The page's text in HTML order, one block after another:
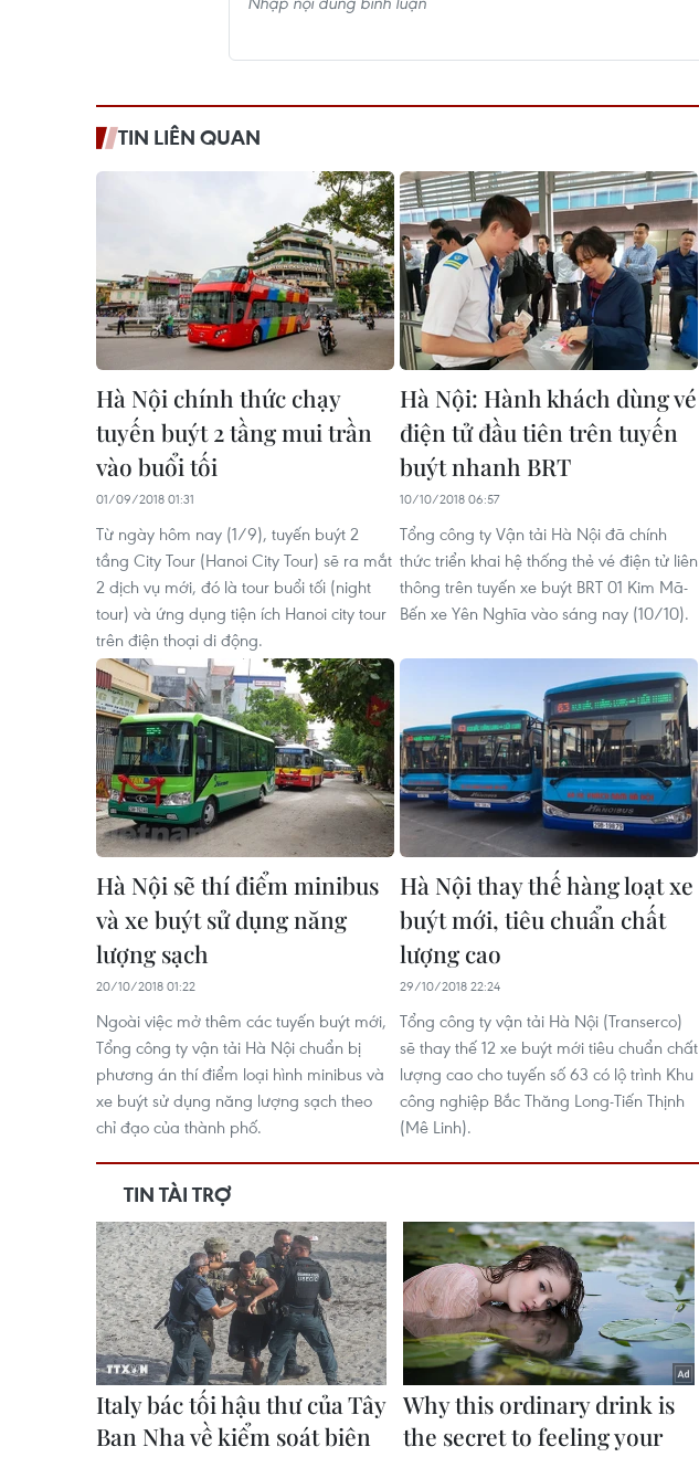
TIN LIÊN QUAN
Hà Nội chính thức chạy
tuyến buýt 2 tầng mui trần
vào buổi tối
01/09/2018 01:31
Từ ngày hôm nay (1/9), tuyến buýt 2
tầng City Tour (Hanoi City Tour) sẽ ra mắt
2 dịch vụ mới, đó là tour buổi tối (night
tour) và ứng dụng tiện ích Hanoi city tour
trên điện thoại di động.
Hà Nội: Hành khách dùng vé
điện tử đầu tiên trên tuyến
buýt nhanh BRT
10/10/2018 06:57
Tổng công ty Vận tải Hà Nội đã chính
thức triển khai hệ thống thẻ vé điện tử liên
thông trên tuyến xe buýt BRT 01 Kim Mã-
Bến xe Yên Nghĩa vào sáng nay (10/10).
Hà Nội sẽ thí điểm minibus
và xe buýt sử dụng năng
lượng sạch
20/10/2018 01:22
Ngoài việc mở thêm các tuyến buýt mới,
Tổng công ty vận tải Hà Nội chuẩn bị
phương án thí điểm loại hình minibus và
xe buýt sử dụng năng lượng sạch theo
chỉ đạo của thành phố.
Hà Nội thay thế hàng loạt xe
buýt mới, tiêu chuẩn chất
lượng cao
29/10/2018 22:24
Tổng công ty vận tải Hà Nội (Transerco)
sẽ thay thế 12 xe buýt mới tiêu chuẩn chất
lượng cao cho tuyến số 63 có lộ trình Khu
công nghiệp Bắc Thăng Long-Tiến Thịnh
(Mê Linh).